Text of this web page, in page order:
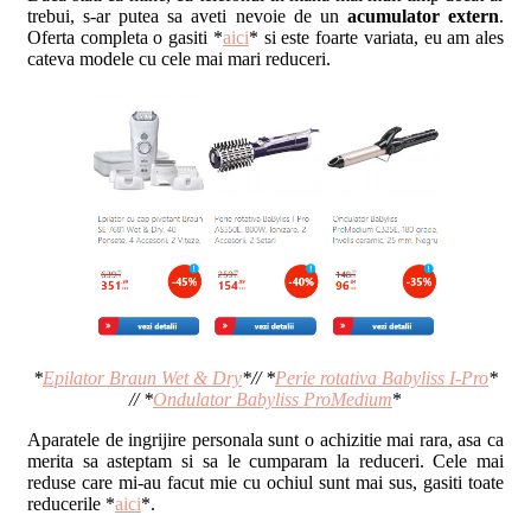
trebui, s-ar putea sa aveti nevoie de unacumulator extern.
Oferta completa o gasiti *aici* si este foarte variata, eu am ales
cateva modele cu cele mai mari reduceri.
*Epilator Braun Wet & Dry*// *Perie rotativa Babyliss I-Pro*
// *Ondulator Babyliss ProMedium*
Aparatele de ingrijire personala sunt o achizitie mai rara, asa ca
merita sa asteptam si sa le cumparam la reduceri. Cele mai
reduse care mi-au facut mie cu ochiul sunt mai sus, gasiti toate
reducerile *aici*.